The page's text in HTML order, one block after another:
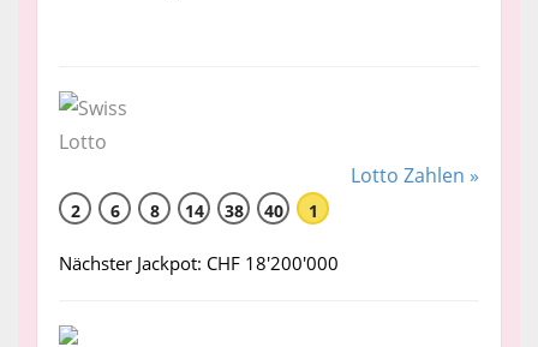
Lotto Zahlen »
2 6 8 14 38 40 1
Nächster Jackpot: CHF 18'200'000